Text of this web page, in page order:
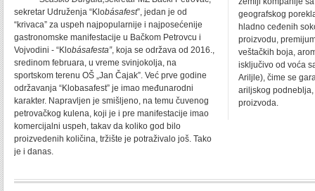
sekretar Udruženja “Klobásafest”, jedan je od
“krivaca” za uspeh najpopularnije i najposećenije
gastronomske manifestacije u Bačkom Petrovcu i
Vojvodini - “Klobásafesta”, koja se održava od 2016.,
sredinom februara, u vreme svinjokolja, na
sportskom terenu OŠ „Jan Čajak”. Već prve godine
održavanja “Klobasafest” je imao međunarodni
karakter. Napravljen je smišljeno, na temu čuvenog
petrovačkog kulena, koji je i pre manifestacije imao
komercijalni uspeh, takav da koliko god bilo
proizvedenih količina, tržište je potraživalo još. Tako
je i danas.
geografskog
hladno ceđenih
proizvodu,
veštačkih boja,
isključivo od voća
Ariljle), čime se
ariljskog
proizvoda.